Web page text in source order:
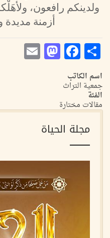
ولدينكم رافعون،
أزمنة مديدة
Share
Facebook
اسم الكاتب
جمعية التراث
الفئة
مقالات مختارة
مجلة الحياة